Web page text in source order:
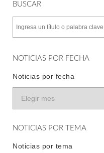
BUSCAR
NOTICIAS POR FECHA
Noticias por fecha
NOTICIAS POR TEMA
Noticias por tema